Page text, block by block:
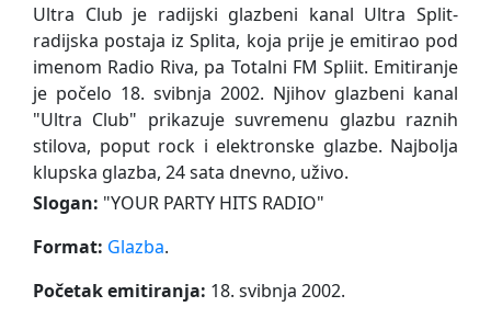
Ultra Club je radijski glazbeni kanal Ultra Split-
radijska postaja iz Splita, koja prije je emitirao pod
imenom Radio Riva, pa Totalni FM Spliit. Emitiranje
je počelo 18. svibnja 2002. Njihov glazbeni kanal
"Ultra Club" prikazuje suvremenu glazbu raznih
stilova, poput rock i elektronske glazbe. Najbolja
klupska glazba, 24 sata dnevno, uživo.
Slogan: "YOUR PARTY HITS RADIO"
Format: Glazba.
Početak emitiranja: 18. svibnja 2002.